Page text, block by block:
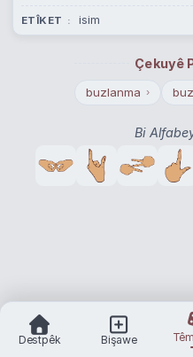
ETÎKET isim
Çekuyê
buzlanma ›
Bi
Destpêk Bişawe